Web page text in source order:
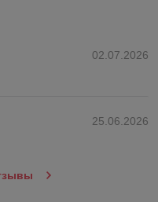
02.07.2026
25.06.2026